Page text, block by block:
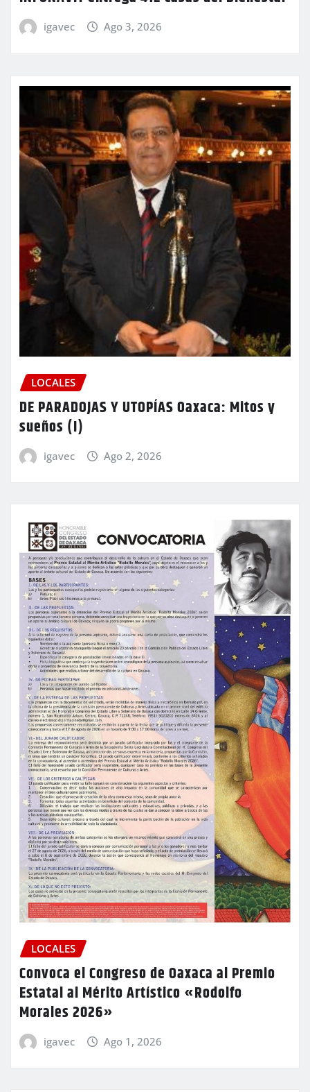
igavec Ago 3, 2026
LOCALES
DE PARADOJAS Y UTOPÍAS Oaxaca: Mitos y
sueños (I)
igavec Ago 2, 2026
LOCALES
Convoca el Congreso de Oaxaca al Premio
Estatal al Mérito Artístico «Rodolfo
Morales 2026»
igavec Ago 1, 2026